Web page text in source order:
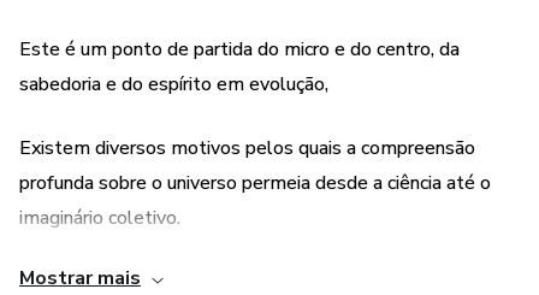
Este é um ponto de partida do micro e do centro, da
sabedoria e do espírito em evolução,
Existem diversos motivos pelos quais a compreensão
profunda sobre o universo permeia desde a ciência até o
imaginário coletivo.
Não é apenas o desconhecido que aguça a nossa
Mostrar mais